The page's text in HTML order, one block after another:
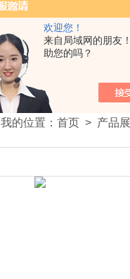
欢迎您！
来自局域网的朋友
助您的吗？
我的位置： 首页 > 产品